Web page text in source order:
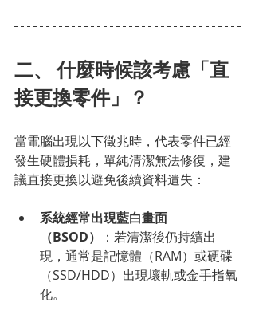
二、 什麼時候該考慮「直
接更換零件」？
當電腦出現以下徵兆時，代表零件已經
發生硬體損耗，單純清潔無法修復，建
議直接更換以避免後續資料遺失：
系統經常出現藍白畫面
（BSOD）
：若清潔後仍持續出
現，通常是記憶體（RAM）或硬碟
（SSD/HDD）出現壞軌或金手指氧
化。